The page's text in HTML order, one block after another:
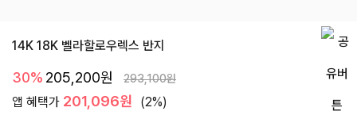
14K 18K 벨라할로우렉스 반지
30% 205,200원 293,100원
앱 혜택가 201,096원 (2%)